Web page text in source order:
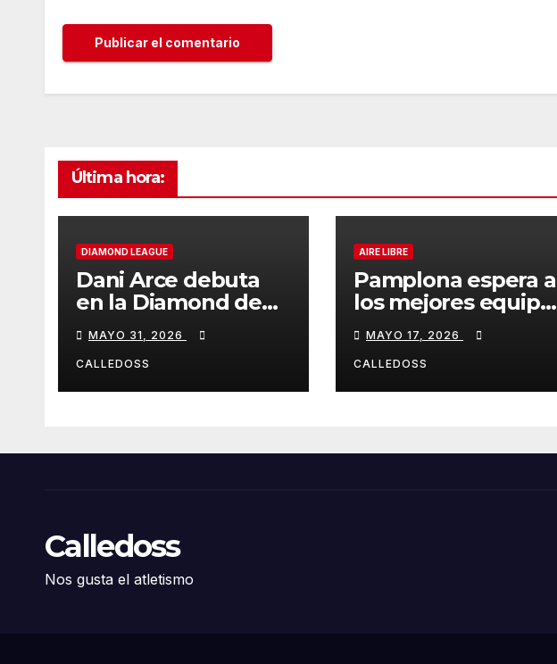
Última hora:
DIAMOND LEAGUE
Dani Arce debuta
en la Diamond de
Rabat
MAYO 31, 2026
CALLEDOSS
AIRE LIBRE
Pamplona espera a
los mejores equipos
de la Liga Joma e
Iberdrola
MAYO 17, 2026
CALLEDOSS
Calledoss
Nos gusta el atletismo